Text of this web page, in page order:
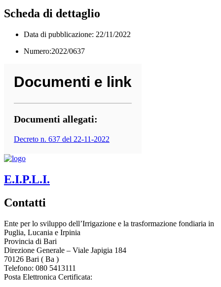
Scheda di dettaglio
Data di pubblicazione: 22/11/2022
Numero:2022/0637
Documenti e link
Documenti allegati:
Decreto n. 637 del 22-11-2022
E.I.P.L.I.
Contatti
Ente per lo sviluppo dell’Irrigazione e la trasformazione fondiaria in
Puglia, Lucania e Irpinia
Provincia di Bari
Direzione Generale – Viale Japigia 184
70126 Bari ( Ba )
Telefono: 080 5413111
Posta Elettronica Certificata: